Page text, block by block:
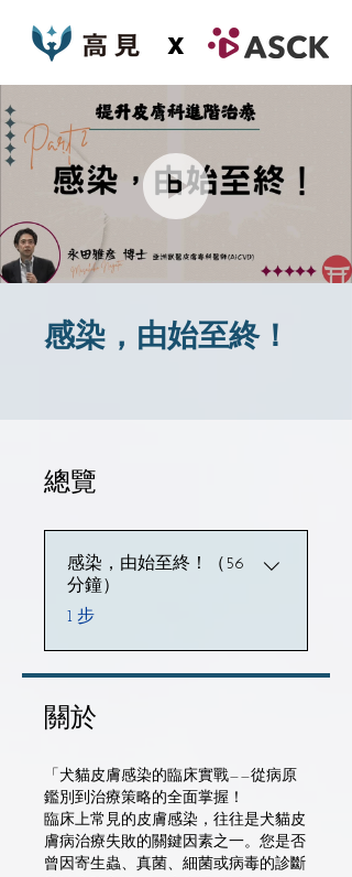
x
感染，由始至終！
總覽
感染，由始至終！（56
分鐘）
.1 步
關於
「犬貓皮膚感染的臨床實戰——從病原
鑑別到治療策略的全面掌握！
臨床上常見的皮膚感染，往往是犬貓皮
膚病治療失敗的關鍵因素之一。您是否
曾因寄生蟲、真菌、細菌或病毒的診斷